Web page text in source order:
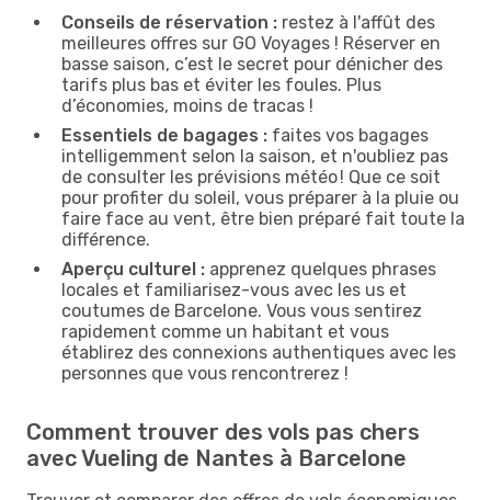
Conseils de réservation : restez à l'affût des
meilleures offres sur GO Voyages ! Réserver en
basse saison, c’est le secret pour dénicher des
tarifs plus bas et éviter les foules. Plus
d’économies, moins de tracas !
Essentiels de bagages : faites vos bagages
intelligemment selon la saison, et n'oubliez pas
de consulter les prévisions météo ! Que ce soit
pour profiter du soleil, vous préparer à la pluie ou
faire face au vent, être bien préparé fait toute la
différence.
Aperçu culturel : apprenez quelques phrases
locales et familiarisez-vous avec les us et
coutumes de Barcelone. Vous vous sentirez
rapidement comme un habitant et vous
établirez des connexions authentiques avec les
personnes que vous rencontrerez !
Comment trouver des vols pas chers
avec Vueling de Nantes à Barcelone